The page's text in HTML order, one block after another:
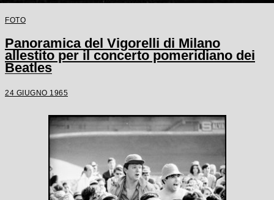
FOTO
Panoramica del Vigorelli di Milano
allestito per il concerto pomeridiano dei
Beatles
24 GIUGNO 1965